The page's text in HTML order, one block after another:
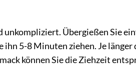
unkompliziert. Übergießen Sie
ihn 5-8 Minuten ziehen. Je länger
können Sie die Ziehzeit